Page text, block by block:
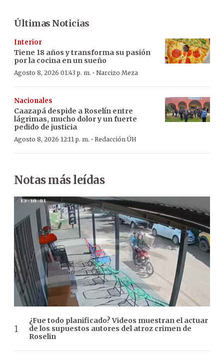
Últimas Noticias
Interior
Tiene 18 años y transforma su pasión
por la cocina en un sueño
Agosto 8, 2026 01:43 p. m. · Narcizo Meza
Nacionales
Caazapá despide a Roselín entre
lágrimas, mucho dolor y un fuerte
pedido de justicia
Agosto 8, 2026 12:11 p. m. · Redacción ÚH
Notas más leídas
¿Fue todo planificado? Videos muestran el actuar
de los supuestos autores del atroz crimen de
Roselin